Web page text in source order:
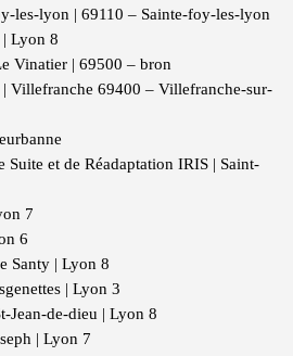
les-lyon | 69110 – Sainte-foy-les-lyon
Lyon 8
Vinatier | 69500 – bron
Villefranche 69400 – Villefranche-sur-
Suite et de Réadaptation IRIS | Saint-
7
6
Santy | Lyon 8
| Lyon 3
Jean-de-dieu | Lyon 8
| Lyon 7